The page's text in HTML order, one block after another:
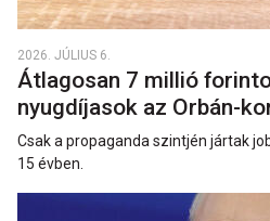
2026. JÚLIUS 6.
Átlagosan 7 millió
nyugdíjasok az Orbán-
Csak a propaganda szintjén jártak
15 évben.